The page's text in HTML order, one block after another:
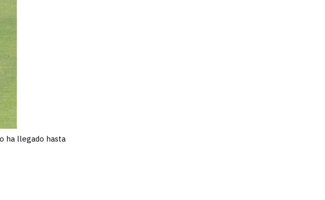
ha llegado hasta